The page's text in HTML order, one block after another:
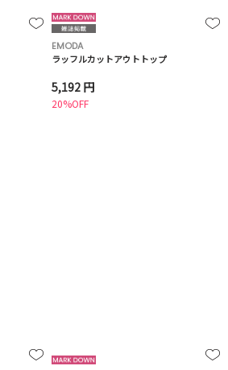
EMODA
ラッフルカットアウトトップ
5,192 円
20%OFF